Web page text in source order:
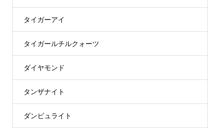
タイガーアイ
タイガールチルクォーツ
ダイヤモンド
タンザナイト
ダンビュライト